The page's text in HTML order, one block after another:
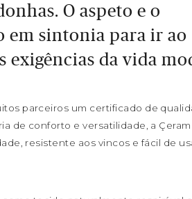
O aspeto e o
em sintonia para ir ao
exigências da vida
parceiros um certificado de
de conforto e versatilidade, a
resistente aos vincos e fácil de